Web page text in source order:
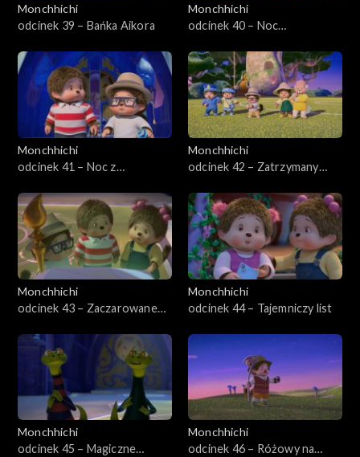
Monchhichi
odcinek 39 – Bańka Aikora
Monchhichi
odcinek 40 – Noc
Monchhiowadów
Monchhichi
odcinek 41 – Noc z
Monchhichi
odcinek 42 – Zatrzymany
Monchhichi
odcinek 43 – Zaczarowane
Monchhichi
odcinek 44 – Tajemniczy list
Monchhichi
odcinek 45 – Magiczne
Monchhichi
odcinek 46 – Różowy na